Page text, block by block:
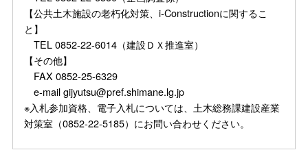
【公共土木施設の老朽化対策、i-Constructionに関するこ
と】
TEL 0852-22-6014（建設ＤＸ推進室）
【その他】
FAX 0852-25-6329
e-mail gijyutsu@pref.shimane.lg.jp
※入札参加資格、電子入札については、土木総務課建設産業
対策室（0852-22-5185）にお問い合わせください。